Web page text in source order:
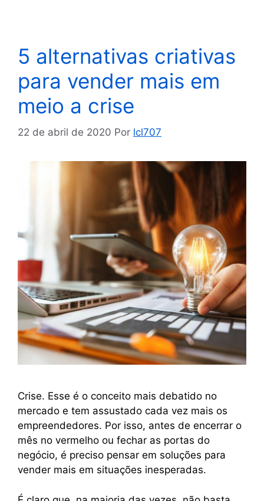
5 alternativas criativas
para vender mais em
meio a crise
22 de abril de 2020 Por lcl707
Crise. Esse é o conceito mais debatido no
mercado e tem assustado cada vez mais os
empreendedores. Por isso, antes de encerrar o
mês no vermelho ou fechar as portas do
negócio, é preciso pensar em soluções para
vender mais em situações inesperadas.